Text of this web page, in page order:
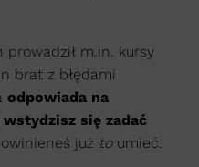
prowadził m.in. kursy
brat z błędami
odpowiada na
się zadać
już to umieć.